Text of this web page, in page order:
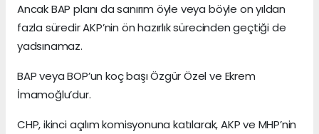
Ancak BAP planı da sanırım öyle veya böyle on yıldan
fazla süredir AKP’nin ön hazırlık sürecinden geçtiği de
yadsınamaz.
BAP veya BOP’un koç başı Özgür Özel ve Ekrem
İmamoğlu’dur.
CHP, ikinci açılım komisyonuna katılarak, AKP ve MHP’nin